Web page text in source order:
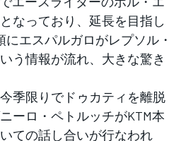
なっており、延長を目指し
エスパルガロがレプソル・
う情報が流れ、大きな驚き
季限りでドゥカティを離脱
ーロ・ペトルッチがKTM本
ての話し合いが行なわれ